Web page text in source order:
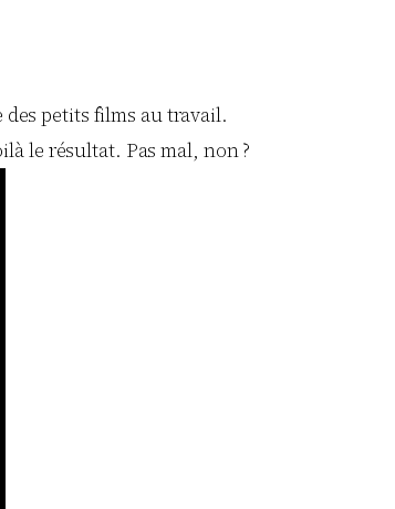
petits films au travail.
le résultat. Pas mal, non ?